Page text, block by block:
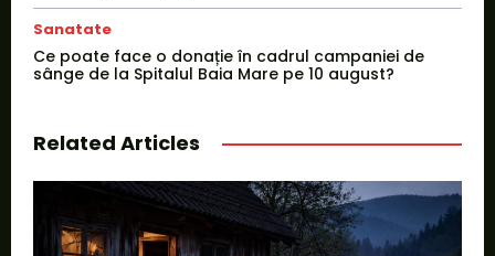
Sanatate
Ce poate face o donație în cadrul campaniei de
sânge de la Spitalul Baia Mare pe 10 august?
Related Articles